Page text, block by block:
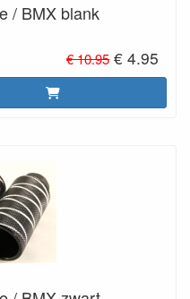
/ BMX blank
€ 10.95 € 4.95